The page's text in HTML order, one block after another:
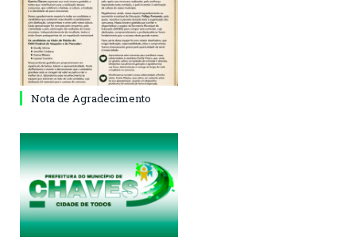
Nota de Agradecimento